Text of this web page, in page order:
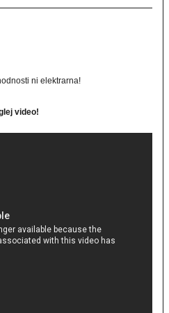
ni elektrarna!
video!